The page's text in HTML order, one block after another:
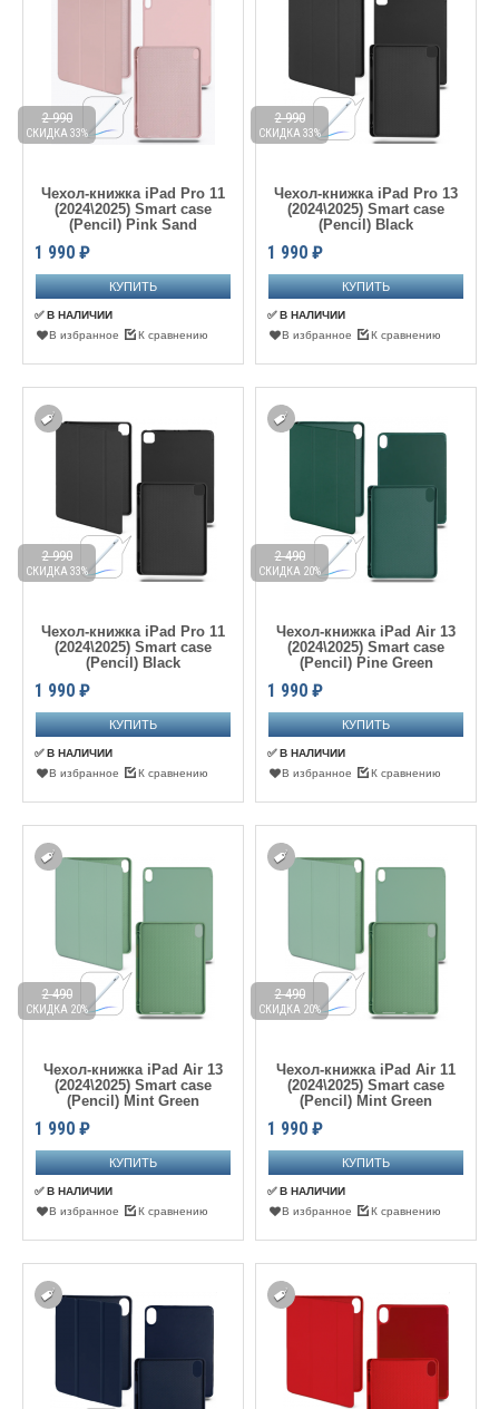
Чехол-книжка iPad Pro 11
(2024\2025) Smart case
(Pencil) Pink Sand
1 990 ₽
2 990
СКИДКА 33%
✅ В НАЛИЧИИ
В избранное
К сравнению
Чехол-книжка iPad Pro 13
(2024\2025) Smart case
(Pencil) Black
1 990 ₽
2 990
СКИДКА 33%
✅ В НАЛИЧИИ
В избранное
К сравнению
Чехол-книжка iPad Pro 11
(2024\2025) Smart case
(Pencil) Black
1 990 ₽
2 990
СКИДКА 33%
✅ В НАЛИЧИИ
В избранное
К сравнению
Чехол-книжка iPad Air 13
(2024\2025) Smart case
(Pencil) Pine Green
1 990 ₽
2 490
СКИДКА 20%
✅ В НАЛИЧИИ
В избранное
К сравнению
Чехол-книжка iPad Air 13
(2024\2025) Smart case
(Pencil) Mint Green
1 990 ₽
2 490
СКИДКА 20%
✅ В НАЛИЧИИ
В избранное
К сравнению
Чехол-книжка iPad Air 11
(2024\2025) Smart case
(Pencil) Mint Green
1 990 ₽
2 490
СКИДКА 20%
✅ В НАЛИЧИИ
В избранное
К сравнению